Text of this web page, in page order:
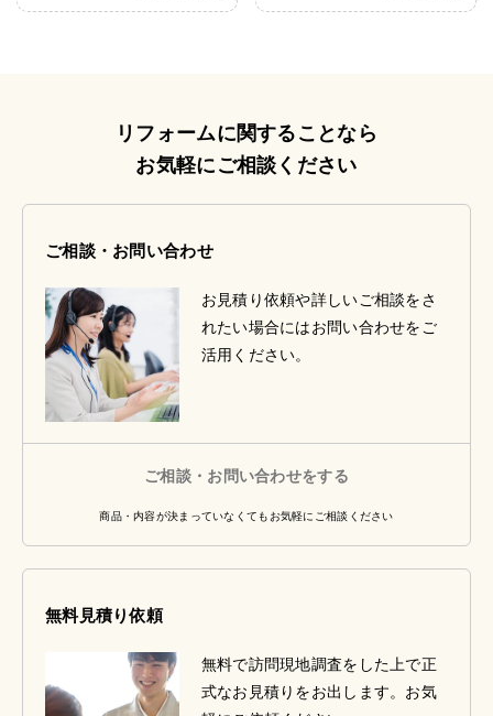
リフォームに関することなら
お気軽にご相談ください
ご相談・お問い合わせ
お見積り依頼や詳しいご相談をさ
れたい場合にはお問い合わせをご
活用ください。
ご相談・お問い合わせをする
商品・内容が決まっていなくてもお気軽にご相談ください
無料見積り依頼
無料で訪問現地調査をした上で正
式なお見積りをお出します。お気